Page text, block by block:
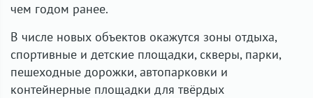
чем годом ранее.
В числе новых объектов окажутся зоны отдыха,
спортивные и детские площадки, скверы, парки,
пешеходные дорожки, автопарковки и
контейнерные площадки для твёрдых